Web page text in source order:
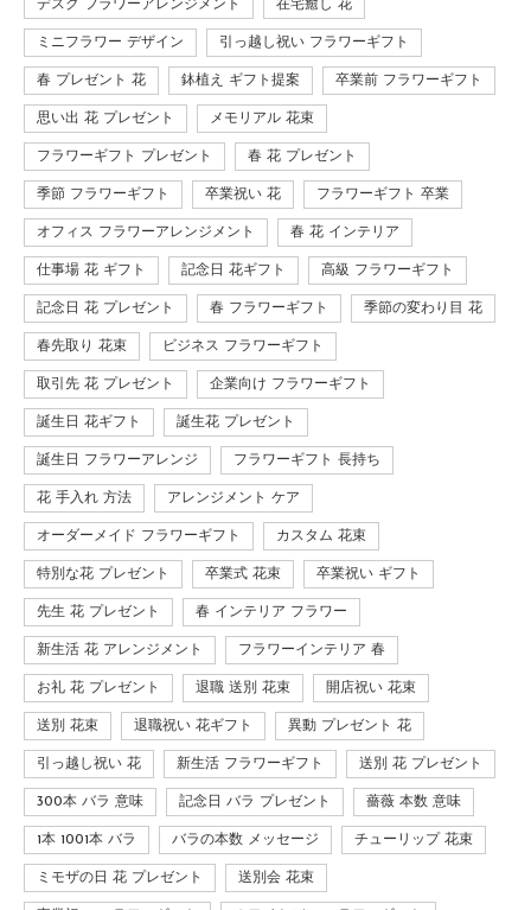
デスク フラワーアレンジメント 在宅癒し 花
ミニフラワー デザイン 引っ越し祝い フラワーギフト
春 プレゼント 花 鉢植え ギフト提案 卒業前 フラワーギフト
思い出 花 プレゼント メモリアル 花束
フラワーギフト プレゼント 春 花 プレゼント
季節 フラワーギフト 卒業祝い 花 フラワーギフト 卒業
オフィス フラワーアレンジメント 春 花 インテリア
仕事場 花 ギフト 記念日 花ギフト 高級 フラワーギフト
記念日 花 プレゼント 春 フラワーギフト 季節の変わり目 花
春先取り 花束 ビジネス フラワーギフト
取引先 花 プレゼント 企業向け フラワーギフト
誕生日 花ギフト 誕生花 プレゼント
誕生日 フラワーアレンジ フラワーギフト 長持ち
花 手入れ 方法 アレンジメント ケア
オーダーメイド フラワーギフト カスタム 花束
特別な花 プレゼント 卒業式 花束 卒業祝い ギフト
先生 花 プレゼント 春 インテリア フラワー
新生活 花 アレンジメント フラワーインテリア 春
お礼 花 プレゼント 退職 送別 花束 開店祝い 花束
送別 花束 退職祝い 花ギフト 異動 プレゼント 花
引っ越し祝い 花 新生活 フラワーギフト 送別 花 プレゼント
300本 バラ 意味 記念日 バラ プレゼント 薔薇 本数 意味
1本 1001本 バラ バラの本数 メッセージ チューリップ 花束
ミモザの日 花 プレゼント 送別会 花束